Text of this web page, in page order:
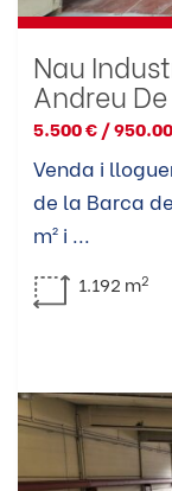
Nau
Andreu De
5.500 € /
Venda i
de la Barca
m² i ...
1.192 m2